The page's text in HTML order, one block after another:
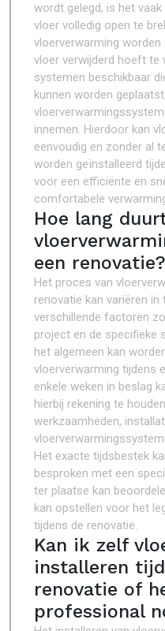
wordt gelegd, is het
vloer volledig open te
vloerverwarming worden
vloer verwijderd hoeft te
systemen beschikbaar
kunnen worden
innemen. Hierdoor kan
eenvoudig en zonder al
worden geïnstalleerd
voor een efficiënte en
comfortabele
Hoe lang
een renovatie?
Het proces van
renovatie kan variëren in
verschillende factoren
project en de specifieke
het algemeen kan
vloerverwarming tijdens
enkele weken in beslag
hierbij rekening te
werkzaamheden,
Het exacte tijdsbestek
besproken met een
ter plaatse kan
kan opstellen voor het
tijdens de renovatie.
Kan ik zelf
installeren
renovatie of
professional